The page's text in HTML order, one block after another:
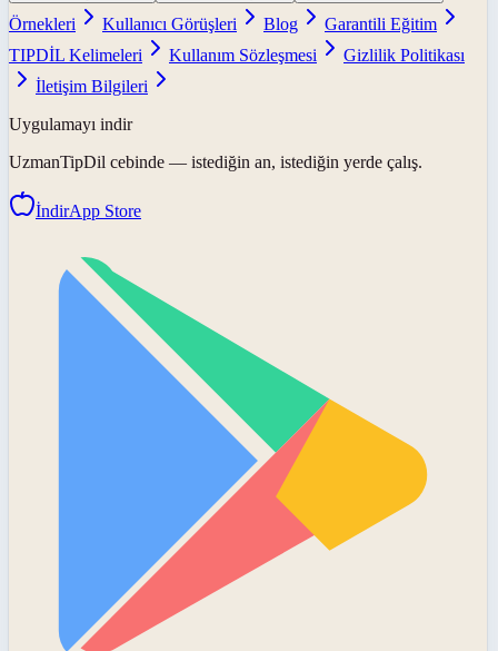
Örnekleri
Kullanıcı Görüşleri Blog
Garantili Eğitim
TIPDİL Kelimeleri
Kullanım Sözleşmesi
Gizlilik Politikası
İletişim Bilgileri
Uygulamayı indir
UzmanTipDil cebinde — istediğin an, istediğin yerde çalış.
İndirApp Store